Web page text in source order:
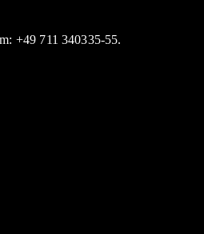
+49 711 340335-55.